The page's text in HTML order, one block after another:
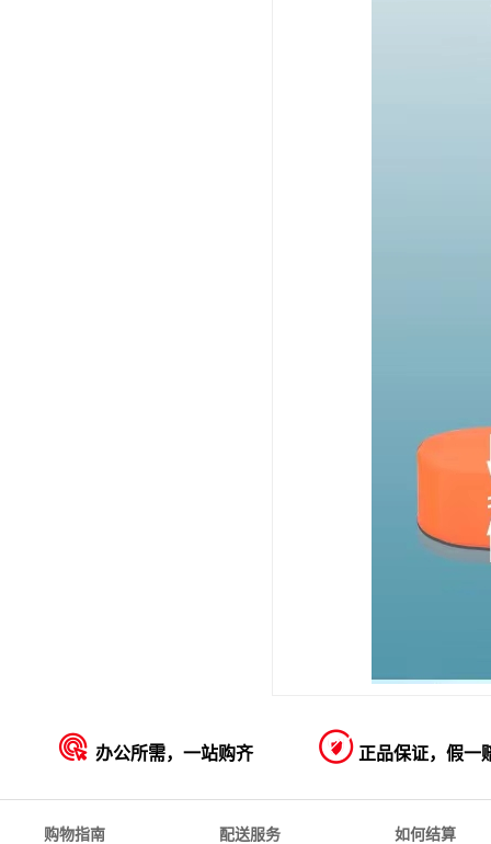
 办公所需，一站购齐  正品保证，假一
购物指南 配送服务 如何结算